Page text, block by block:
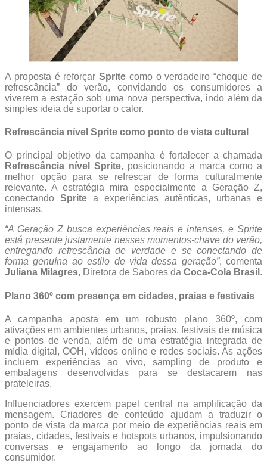
A proposta é reforçarSprite como o verdadeiro “choque de
refrescância” do verão, convidando os consumidores a
viverem a estação sob uma nova perspectiva, indo além da
simples ideia de suportar o calor.
Refrescância nível Sprite como ponto de vista cultural
O principal objetivo da campanha é fortalecer a chamada
Refrescância nível Sprite, posicionando a marca como a
melhor opção para se refrescar de forma culturalmente
relevante. A estratégia mira especialmente a Geração Z,
conectando Sprite a experiências autênticas, urbanas e
intensas.
“A Geração Z busca experiências reais e intensas, e Sprite
está presente justamente nesses momentos-chave do verão,
entregando refrescância de verdade e se conectando de
forma genuína ao estilo de vida dessa geração”, comenta
Juliana Milagres, Diretora de Sabores da Coca-Cola Brasil .
Plano 360º com presença em cidades, praias e festivais
A campanha aposta em um robusto plano 360º, com
ativações em ambientes urbanos, praias, festivais de música
e pontos de venda, além de uma estratégia integrada de
mídia digital, OOH, vídeos online e redes sociais. As ações
incluem experiências ao vivo, sampling de produto e
embalagens desenvolvidas para se destacarem nas
prateleiras.
Influenciadores exercem papel central na amplificação da
mensagem. Criadores de conteúdo ajudam a traduzir o
ponto de vista da marca por meio de experiências reais em
praias, cidades, festivais e hotspots urbanos, impulsionando
conversas e engajamento ao longo da jornada do
consumidor.